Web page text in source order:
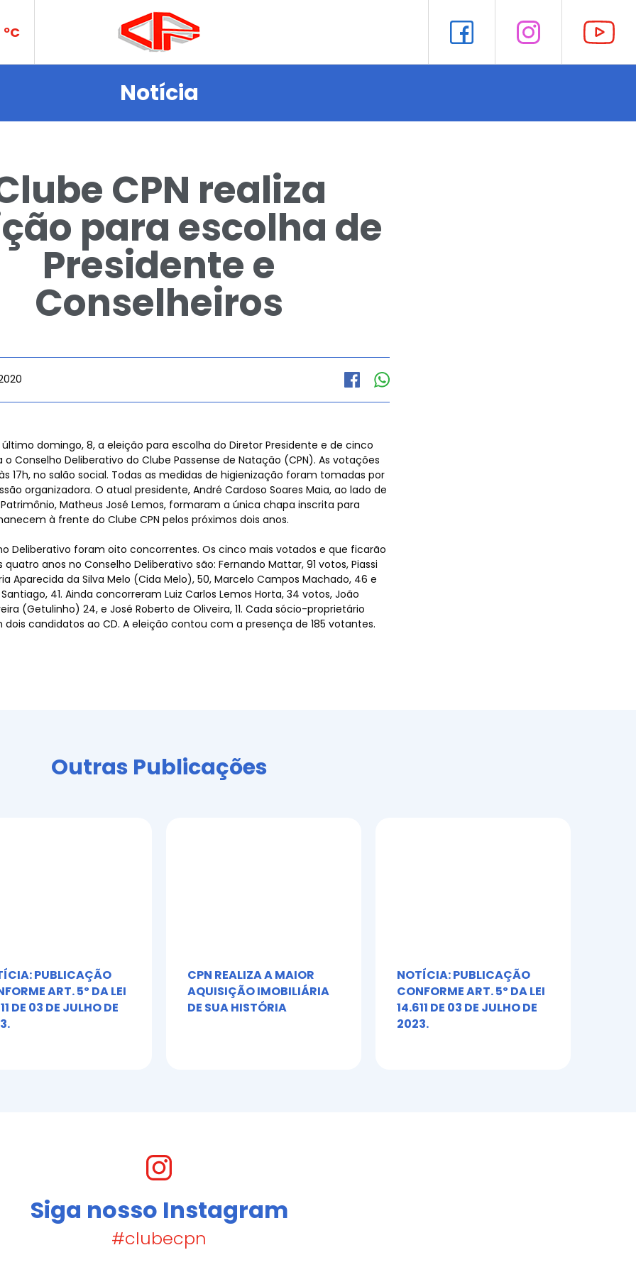
no
e
ºC
Notícia
CPN realiza
para escolha de
Presidente e
Conselheiros
domingo, 8, a eleição para escolha do Diretor Presidente e de cinco
Conselho Deliberativo do Clube Passense de Natação (CPN). As votações
17h, no salão social. Todas as medidas de higienização foram tomadas por
organizadora. O atual presidente, André Cardoso Soares Maia, ao lado de
Matheus José Lemos, formaram a única chapa inscrita para
à frente do Clube CPN pelos próximos dois anos.
Deliberativo foram oito concorrentes. Os cinco mais votados e que ficarão
quatro anos no Conselho Deliberativo são: Fernando Mattar, 91 votos, Piassi
Aparecida da Silva Melo (Cida Melo), 50, Marcelo Campos Machado, 46 e
41. Ainda concorreram Luiz Carlos Lemos Horta, 34 votos, João
(Getulinho) 24, e José Roberto de Oliveira, 11. Cada sócio-proprietário
candidatos ao CD. A eleição contou com a presença de 185 votantes.
Outras Publicações
PUBLICAÇÃO
ART. 5º DA LEI
DE 03 DE JULHO DE
CPN REALIZA A MAIOR
AQUISIÇÃO IMOBILIÁRIA
DE SUA HISTÓRIA
NOTÍCIA: PUBLICAÇÃO
CONFORME ART. 5º DA LEI
14.611 DE 03 DE JULHO DE
2023.
Siga nosso Instagram
#clubecpn